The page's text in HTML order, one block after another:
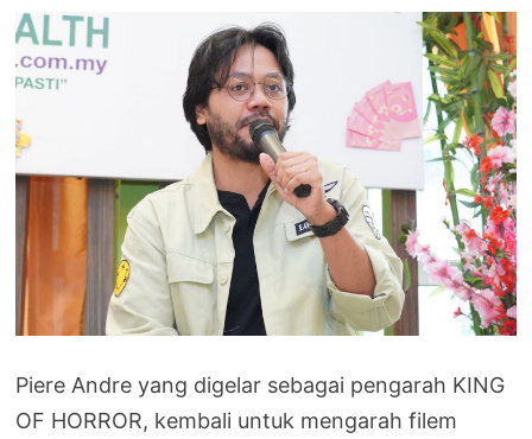
Piere Andre yang digelar sebagai pengarah KING
OF HORROR, kembali untuk mengarah filem